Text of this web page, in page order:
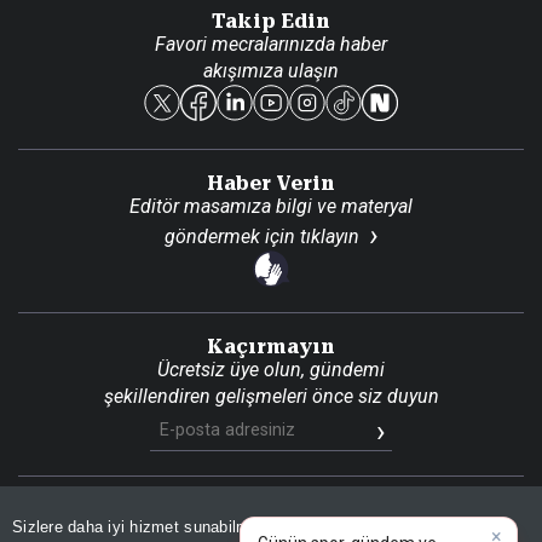
Sizlere daha iyi hizmet sunabilmek adına sitemizde
Reklam Ver
Takip Edin
Favori mecralarınızda haber
akışımıza ulaşın
Haber Verin
Editör masamıza bilgi ve materyal
göndermek için tıklayın
Kaçırmayın
Ücretsiz üye olun, gündemi
şekillendiren gelişmeleri önce siz duyun
Son DakikaSite HaritasıRSSKVKK Aydınlatma Metni
×